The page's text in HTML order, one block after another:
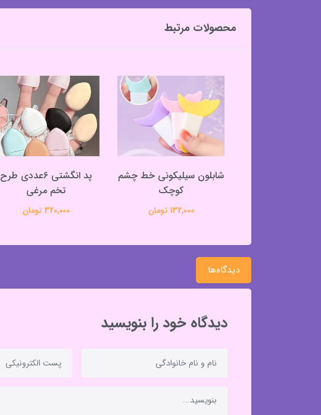
محصولات مرتبط
شابلون سیلیکونی خط چشم
کوچک
132,000 تومان
پد انگشتی 6عددی طرح
تخم مرغی
320,000 تومان
دیدگاه‌ها
دیدگاه خود را بنویسید